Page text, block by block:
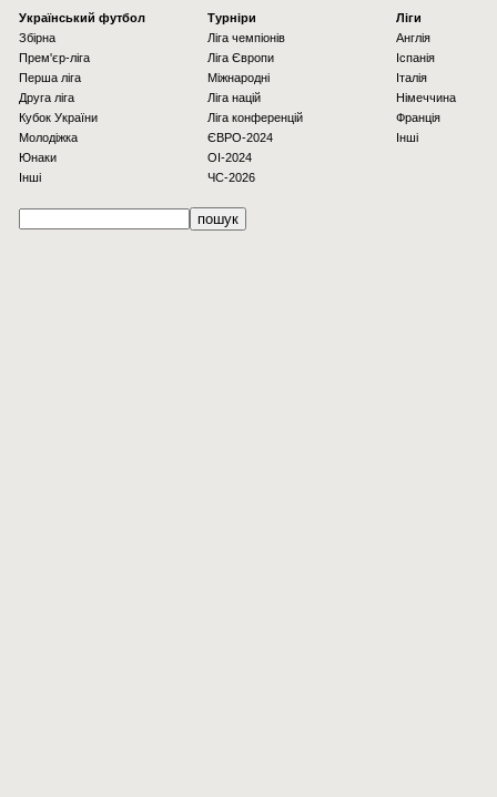
Українcький футбол
Збірна
Прем'єр-ліга
Перша ліга
Друга ліга
Кубок України
Молодіжка
Юнаки
Інші
Турніри
Ліга чемпіонів
Ліга Європи
Міжнародні
Ліга націй
Ліга конференцій
ЄВРО-2024
OI-2024
ЧС-2026
Ліги
Англія
Іспанія
Італія
Німеччина
Франція
Інші